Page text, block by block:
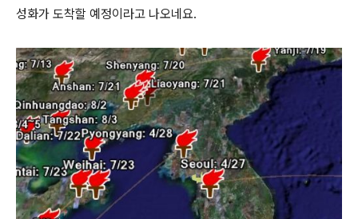
성화가 도착할 예정이라고 나오네요.